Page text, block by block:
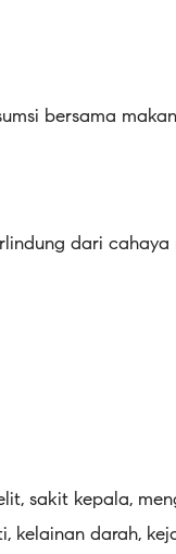
bersama
dari
sakit kepala,
kelainan darah,